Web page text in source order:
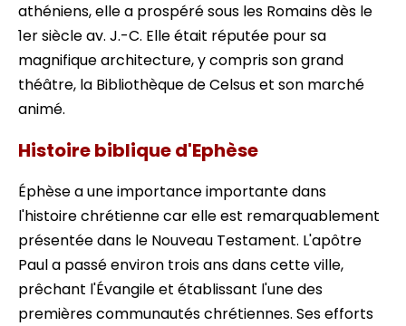
athéniens, elle a prospéré sous les Romains dès le
1er siècle av. J.-C. Elle était réputée pour sa
magnifique architecture, y compris son grand
théâtre, la Bibliothèque de Celsus et son marché
animé.
Histoire biblique d'Ephèse
Éphèse a une importance importante dans
l'histoire chrétienne car elle est remarquablement
présentée dans le Nouveau Testament. L'apôtre
Paul a passé environ trois ans dans cette ville,
prêchant l'Évangile et établissant l'une des
premières communautés chrétiennes. Ses efforts